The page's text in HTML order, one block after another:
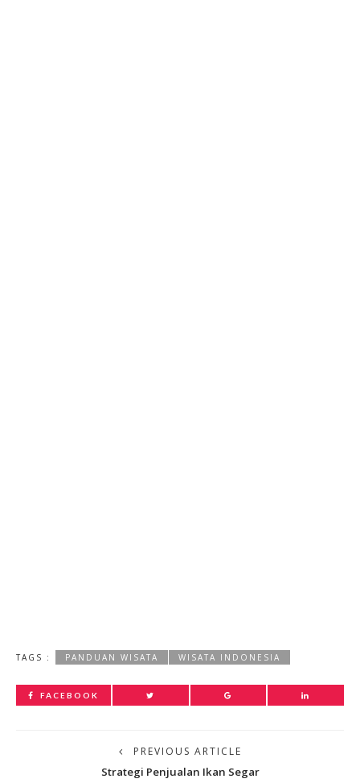
TAGS : PANDUAN WISATA WISATA INDONESIA
FACEBOOK
PREVIOUS ARTICLE
Strategi Penjualan Ikan Segar